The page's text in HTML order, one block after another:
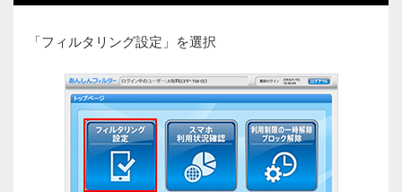
「フィルタリング設定」を選択